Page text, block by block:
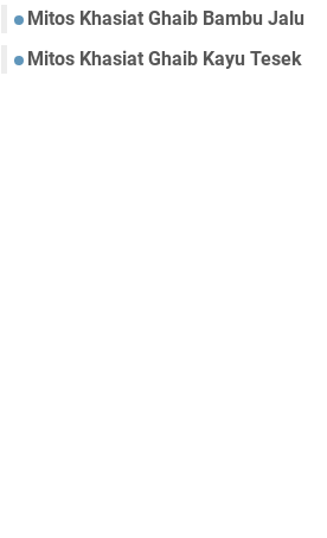
Mitos Khasiat Ghaib Bambu Jalu
Mitos Khasiat Ghaib Kayu Tesek